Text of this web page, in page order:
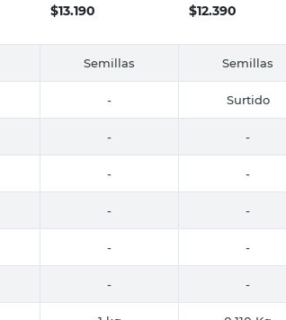
$13.190 $12.390
Semillas Semillas
- Surtido
- -
- -
- -
- -
- -